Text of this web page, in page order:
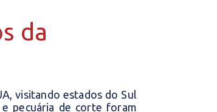
da
visitando estados do Sul
pecuária de corte foram